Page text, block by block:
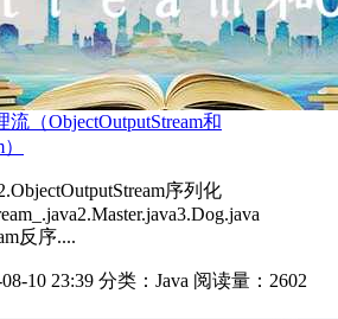
流（ObjectOutputStream和
序列化
反序....
10 23:39 分类：Java 阅读量：2602